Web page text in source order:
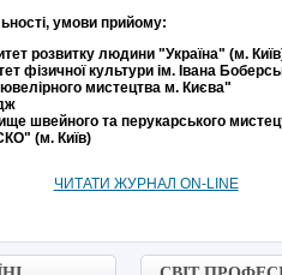
умови прийому:
розвитку людини "Україна" (м.
фізичної культури ім. Івана
мистецтва м. Києва"
швейного та перукарського
(м. Київ)
ЧИТАТИ ЖУРНАЛ ON-LINE